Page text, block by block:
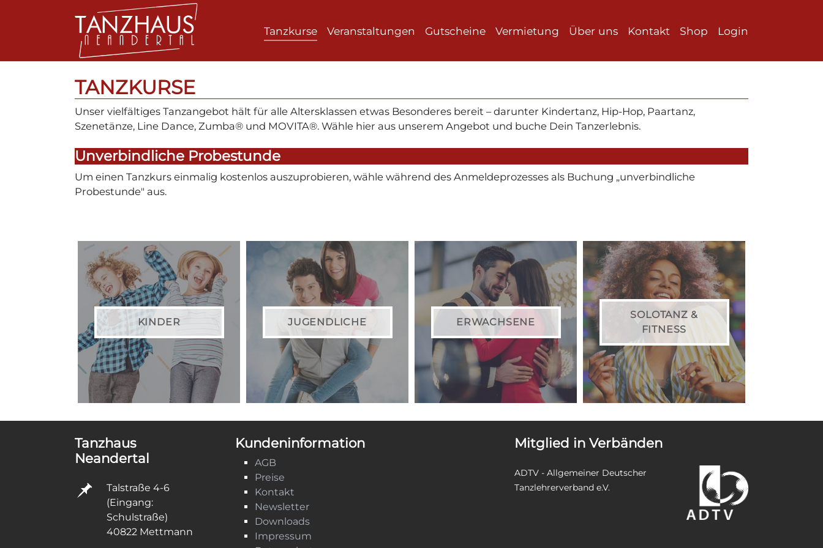
Tanzkurse Veranstaltungen Gutscheine Vermietung Über uns Kontakt Shop Login
TANZKURSE
Unser vielfältiges Tanzangebot hält für alle Altersklassen etwas Besonderes bereit – darunter Kindertanz, Hip-Hop, Paartanz,
Szenetänze, Line Dance, Zumba® und MOVITA®. Wähle hier aus unserem Angebot und buche Dein Tanzerlebnis.
Unverbindliche Probestunde
Um einen Tanzkurs einmalig kostenlos auszuprobieren, wähle während des Anmeldeprozesses als Buchung „unverbindliche
Probestunde" aus.
KINDER JUGENDLICHE ERWACHSENE
SOLOTANZ &
FITNESS
Tanzhaus
Neandertal
Talstraße 4-6
(Eingang:
Schulstraße)
40822 Mettmann
Kundeninformation
AGB
Preise
Kontakt
Newsletter
Downloads
Impressum
Mitglied in Verbänden
ADTV - Allgemeiner Deutscher
Tanzlehrerverband e.V.